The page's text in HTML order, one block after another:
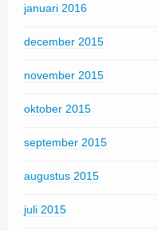
januari 2016
december 2015
november 2015
oktober 2015
september 2015
augustus 2015
juli 2015